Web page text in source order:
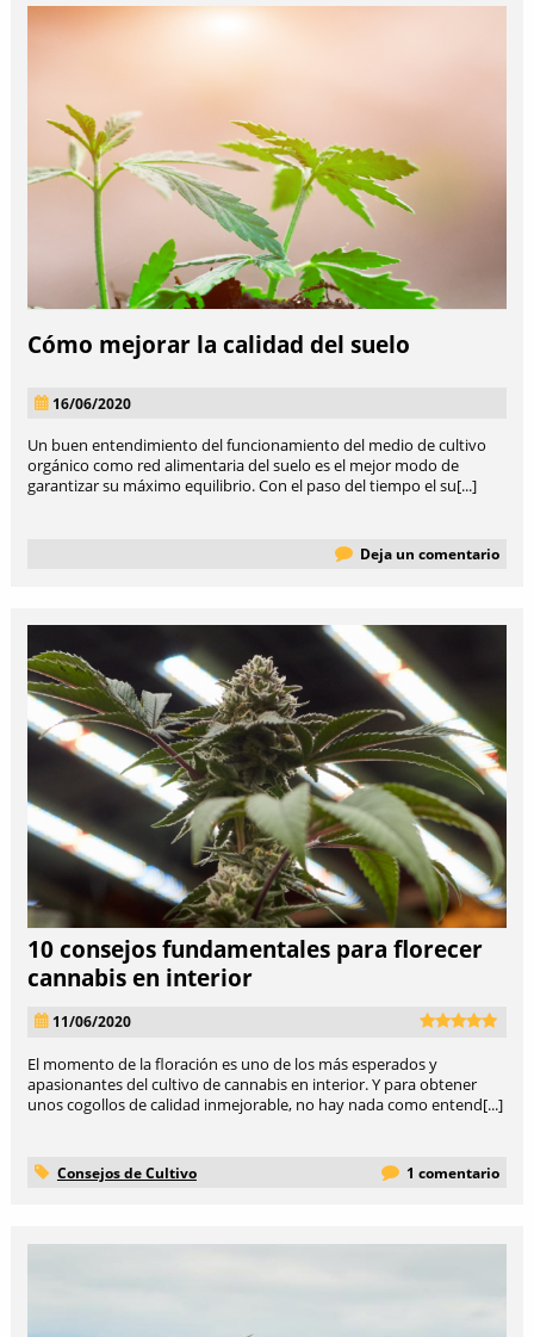
Cómo mejorar la calidad del suelo
16/06/2020
Un buen entendimiento del funcionamiento del medio de cultivo
orgánico como red alimentaria del suelo es el mejor modo de
garantizar su máximo equilibrio. Con el paso del tiempo el su[...]
Deja un comentario
10 consejos fundamentales para florecer
cannabis en interior
11/06/2020
El momento de la floración es uno de los más esperados y
apasionantes del cultivo de cannabis en interior. Y para obtener
unos cogollos de calidad inmejorable, no hay nada como entend[...]
Consejos de Cultivo 1 comentario